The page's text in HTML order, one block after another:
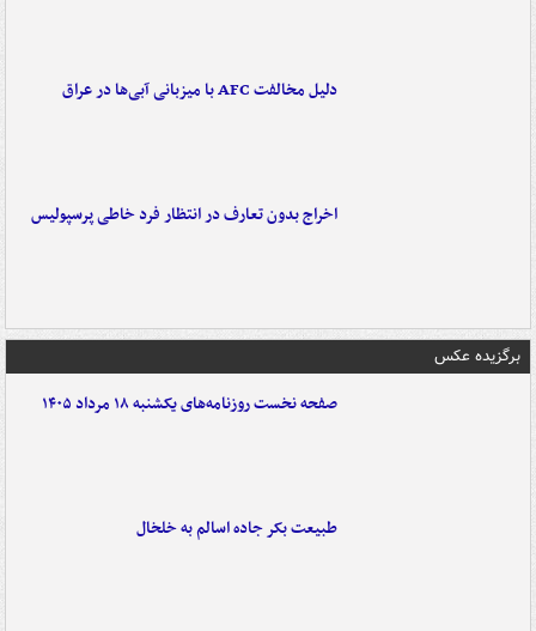
دلیل مخالفت AFC با میزبانی آبی‌ها در عراق
اخراج بدون تعارف در انتظار فرد خاطی پرسپولیس
برگزیده عکس
صفحه نخست روزنامه‌های یکشنبه ۱۸ مرداد ۱۴۰۵
طبیعت بکر جاده اسالم به خلخال